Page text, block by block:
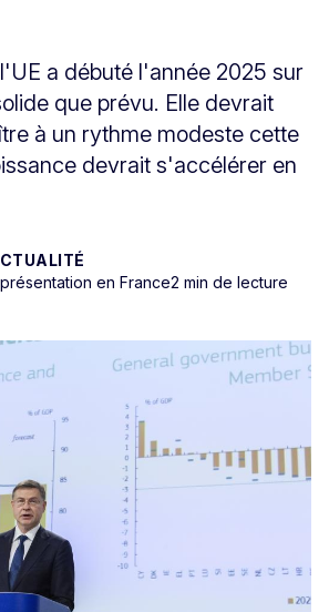
a débuté l'année 2025 sur
que prévu. Elle devrait
à un rythme modeste cette
devrait s'accélérer en
en France2 min de lecture